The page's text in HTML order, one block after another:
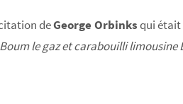
deGeorge Orbinksqui était
Boum le gaz et carabouilli limousine